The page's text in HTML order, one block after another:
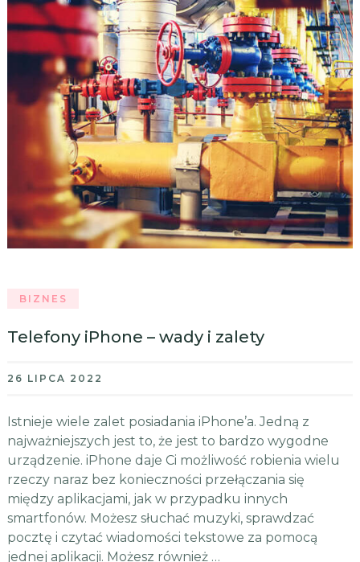
BIZNES
Telefony iPhone – wady i zalety
26 LIPCA 2022
Istnieje wiele zalet posiadania iPhone’a. Jedną z
najważniejszych jest to, że jest to bardzo wygodne
urządzenie. iPhone daje Ci możliwość robienia wielu
rzeczy naraz bez konieczności przełączania się
między aplikacjami, jak w przypadku innych
smartfonów. Możesz słuchać muzyki, sprawdzać
pocztę i czytać wiadomości tekstowe za pomocą
jednej aplikacji. Możesz również …